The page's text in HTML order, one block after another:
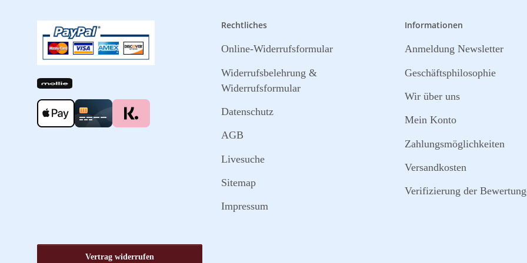
Rechtliches
Online-Widerrufsformular
Widerrufsbelehrung &
Widerrufsformular
Datenschutz
AGB
Livesuche
Sitemap
Impressum
Informationen
Anmeldung Newsletter
Geschäftsphilosophie
Wir über uns
Mein Konto
Zahlungsmöglichkeiten
Versandkosten
Verifizierung der
Vertrag widerrufen